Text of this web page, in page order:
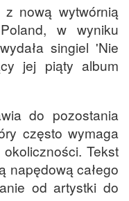
z nową wytwórnią
w wyniku
singiel 'Nie
jej piąty album
do pozostania
często wymaga
Tekst
napędową całego
od artystki do